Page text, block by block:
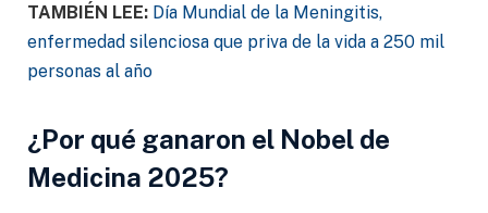
TAMBIÉN LEE: Día Mundial de la Meningitis,
enfermedad silenciosa que priva de la vida a 250 mil
personas al año
¿Por qué ganaron el Nobel de
Medicina 2025?